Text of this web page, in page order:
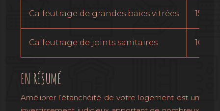
Calfeutrage de grandes baies vitrées 15€ –
Calfeutrage de joints sanitaires 10€ –
EN RÉSUMÉ
Améliorer l’étanchéité de votre logement est un